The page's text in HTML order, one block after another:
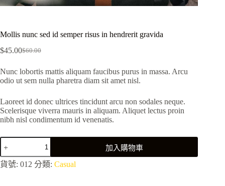
Mollis nunc sed id semper risus in hendrerit gravida
$60.00
始
價
$60.00。
$45.00
前
價
$45.00。
Nunc lobortis mattis aliquam faucibus purus in massa. Arcu
odio ut sem nulla pharetra diam sit amet nisl.
Laoreet id donec ultrices tincidunt arcu non sodales neque.
Scelerisque viverra mauris in aliquam. Aliquet lectus proin
nibh nisl condimentum id venenatis.
Mollis
nunc
sed
id
加入購物車
貨號: 012 分類: Casual